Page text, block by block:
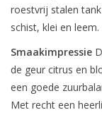
roestvrij stalen
schist, klei en leem.
Smaakimpressie
de geur citrus en
een goede
Met recht een